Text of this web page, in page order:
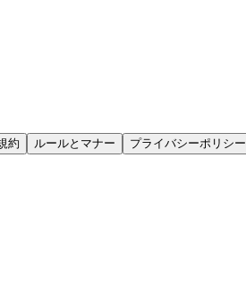
約 ルールとマナー プライバシーポリシー